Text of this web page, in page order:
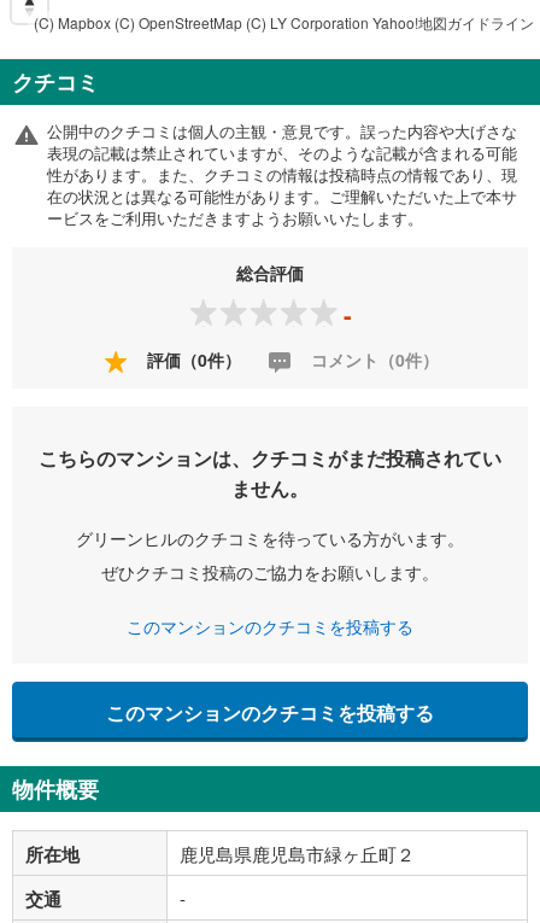
(C) Mapbox (C) OpenStreetMap (C) LY Corporation Yahoo!地図ガイドライン
クチコミ
公開中のクチコミは個人の主観・意見です。誤った内容や大げさな
表現の記載は禁止されていますが、そのような記載が含まれる可能
性があります。また、クチコミの情報は投稿時点の情報であり、現
在の状況とは異なる可能性があります。ご理解いただいた上で本サ
ービスをご利用いただきますようお願いいたします。
総合評価
-
評価（0件） コメント（0件）
こちらのマンションは、クチコミがまだ投稿されてい
ません。
グリーンヒルのクチコミを待っている方がいます。
ぜひクチコミ投稿のご協力をお願いします。
このマンションのクチコミを投稿する
このマンションのクチコミを投稿する
物件概要
所在地 鹿児島県鹿児島市緑ヶ丘町２
交通 -